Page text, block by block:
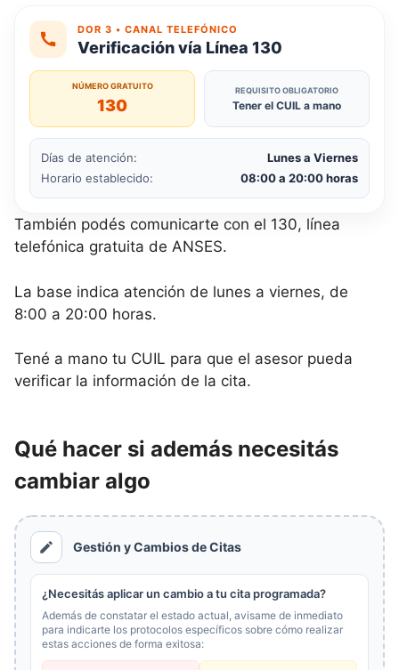
DOR 3 • CANAL TELEFÓNICO
Verificación vía Línea 130
NÚMERO GRATUITO
130
REQUISITO OBLIGATORIO
Tener el CUIL a mano
Días de atención:
Lunes a Viernes
Horario establecido:
08:00 a 20:00 horas
También podés comunicarte con el 130, línea
telefónica gratuita de ANSES.
La base indica atención de lunes a viernes, de
8:00 a 20:00 horas.
Tené a mano tu CUIL para que el asesor pueda
verificar la información de la cita.
Qué hacer si además necesitás
cambiar algo
Gestión y Cambios de Citas
¿Necesitás aplicar un cambio a tu cita programada?
Además de constatar el estado actual, avisame de inmediato
para indicarte los protocolos específicos sobre cómo realizar
estas acciones de forma exitosa: